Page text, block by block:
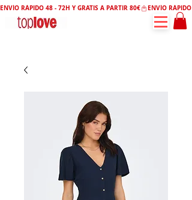
ENVÍO RÁPIDO 48 - 72H Y GRATIS A PARTIR 80€